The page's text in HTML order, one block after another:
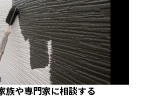
族や専門家に相談する